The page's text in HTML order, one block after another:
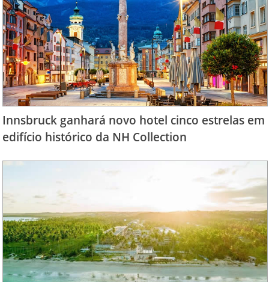
Innsbruck ganhará novo hotel cinco estrelas em
edifício histórico da NH Collection